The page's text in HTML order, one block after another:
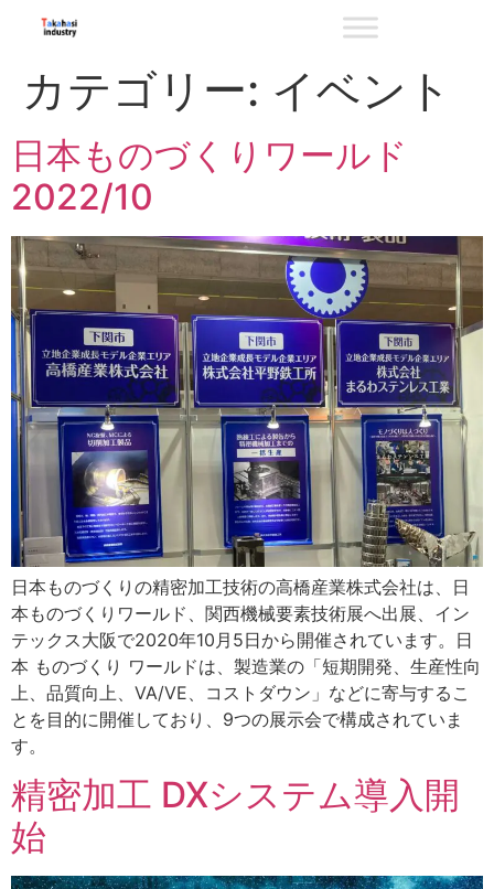
カテゴリー: イベント
日本ものづくりワールド
2022/10
日本ものづくりの精密加工技術の高橋産業株式会社は、日
本ものづくりワールド、関西機械要素技術展へ出展、イン
テックス大阪で2020年10月5日から開催されています。日
本 ものづくり ワールドは、製造業の「短期開発、生産性向
上、品質向上、VA/VE、コストダウン」などに寄与するこ
とを目的に開催しており、9つの展示会で構成されていま
す。
精密加工 DXシステム導入開
始